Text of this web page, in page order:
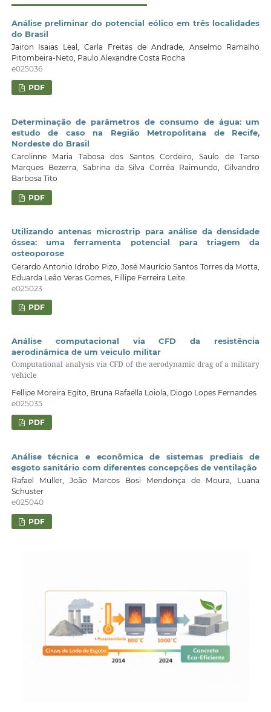
Análise preliminar do potencial eólico em três localidades
do Brasil
Jairon Isaias Leal, Carla Freitas de Andrade, Anselmo Ramalho
Pitombeira-Neto, Paulo Alexandre Costa Rocha
e025036
PDF
Determinação de parâmetros de consumo de água: um
estudo de caso na Região Metropolitana de Recife,
Nordeste do Brasil
Carolinne Maria Tabosa dos Santos Cordeiro, Saulo de Tarso
Marques Bezerra, Sabrina da Silva Corrêa Raimundo, Gilvandro
Barbosa Tito
PDF
Utilizando antenas microstrip para análise da densidade
óssea: uma ferramenta potencial para triagem da
osteoporose
Gerardo Antonio Idrobo Pizo, José Maurício Santos Torres da Motta,
Eduarda Leão Veras Gomes, Fillipe Ferreira Leite
e025023
PDF
Análise computacional via CFD da resistência
aerodinâmica de um veiculo militar
Computational analysis via CFD of the aerodynamic drag of a military
vehicle
Fellipe Moreira Egito, Bruna Rafaella Loiola, Diogo Lopes Fernandes
e025035
PDF
Análise técnica e econômica de sistemas prediais de
esgoto sanitário com diferentes concepções de ventilação
Rafael Müller, João Marcos Bosi Mendonça de Moura, Luana
Schuster
e025040
PDF